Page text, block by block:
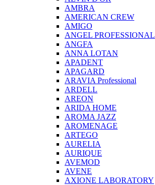
AMBRA
AMERICAN CREW
AMIGO
ANGEL PROFESSIONAL
ANGFA
ANNA LOTAN
APADENT
APAGARD
ARAVIA Professional
ARDELL
AREON
ARIDA HOME
AROMA JAZZ
AROMENAGE
ARTEGO
AURELIA
AURIQUE
AVEMOD
AVENE
AXIONE LABORATORY